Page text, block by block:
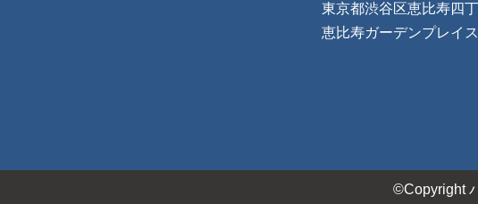
東京都渋谷区恵比寿四
恵比寿ガーデンプレイ
©Copyright